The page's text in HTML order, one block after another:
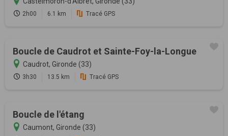
2h00 6.1 km Tracé GPS
Boucle de Caudrot et Sainte-Foy-la-Longue
Caudrot, Gironde (33)
3h30 13.5 km Tracé GPS
Boucle de l'étang
Caumont, Gironde (33)